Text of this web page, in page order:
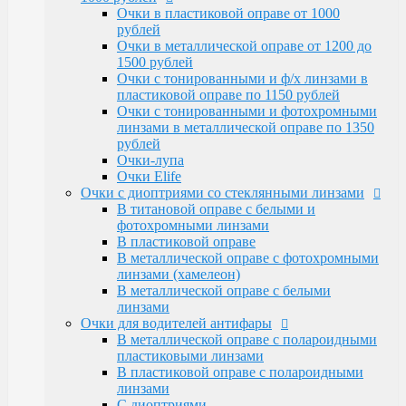
Очки Elife
Очки с диоптриями со стеклянными линзами
В титановой оправе с белыми и
фотохромными линзами
В пластиковой оправе
В металлической оправе с фотохромными
линзами (хамелеон)
В металлической оправе с белыми линзами
Очки для водителей антифары
В металлической оправе с полароидными
пластиковыми линзами
В пластиковой оправе с полароидными
линзами
С диоптриями
Очки для компьютера
В пластиковой оправе с полимерными
линзами
В металлической оправе
Тренажерные очки
В пластиковой оправе
В металлической оправе
Очки глаукомные
Очки Эксклюзивные Ricardi от 15000
Бренд оправы
Очки в пластиковой оправе от 1000
рублей
Очки в металлической оправе от 1200 до
1500 рублей
Очки с тонированными и ф/х линзами в
пластиковой оправе по 1150 рублей
Очки с тонированными и фотохромными
линзами в металлической оправе по 1350
рублей
Очки-лупа
Очки Elife
Очки с диоптриями со стеклянными линзами
В титановой оправе с белыми и
фотохромными линзами
В пластиковой оправе
В металлической оправе с фотохромными
линзами (хамелеон)
В металлической оправе с белыми
линзами
Очки для водителей антифары
В металлической оправе с полароидными
пластиковыми линзами
В пластиковой оправе с полароидными
линзами